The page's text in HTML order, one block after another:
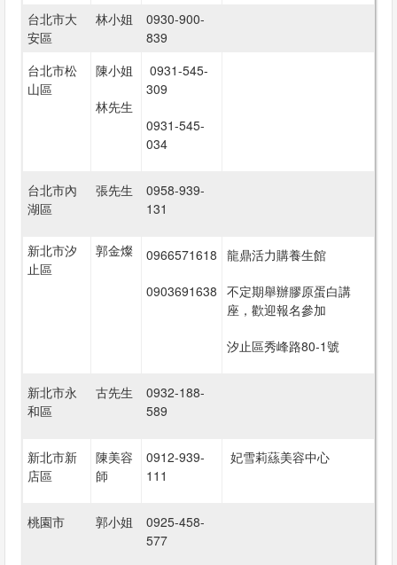
台北市大
安區
林小姐
0930-900-
839
台北市松
山區
陳小姐
林先生
0931-545-
309
0931-545-
034
台北市內
湖區
張先生
0958-939-
131
新北市汐
止區
郭金燦 0966571618
0903691638
龍鼎活力購養生館
不定期舉辦膠原蛋白講
座，歡迎報名參加
汐止區秀峰路80-1號
新北市永
和區
古先生
0932-188-
589
新北市新
店區
陳美容
師
0912-939-
111
妃雪莉蕬美容中心
桃園市 郭小姐
0925-458-
577